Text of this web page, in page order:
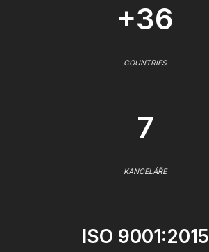
+36
COUNTRIES
7
KANCELÁŘE
ISO 9001:2015